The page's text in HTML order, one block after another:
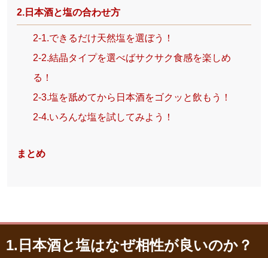
2.日本酒と塩の合わせ方
2-1.できるだけ天然塩を選ぼう！
2-2.結晶タイプを選べばサクサク食感を楽しめ
る！
2-3.塩を舐めてから日本酒をゴクッと飲もう！
2-4.いろんな塩を試してみよう！
まとめ
1.日本酒と塩はなぜ相性が良いのか？